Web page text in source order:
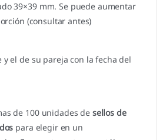
39×39 mm. Se puede aumentar
(consultar antes)
y el de su pareja con la fecha del
de 100 unidades de sellos de
para elegir en un